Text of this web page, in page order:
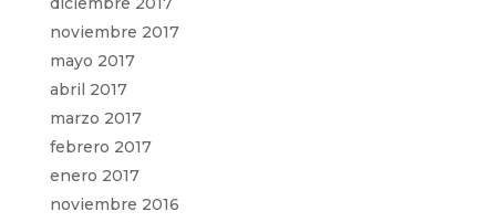
noviembre 2017
mayo 2017
abril 2017
marzo 2017
febrero 2017
enero 2017
noviembre 2016